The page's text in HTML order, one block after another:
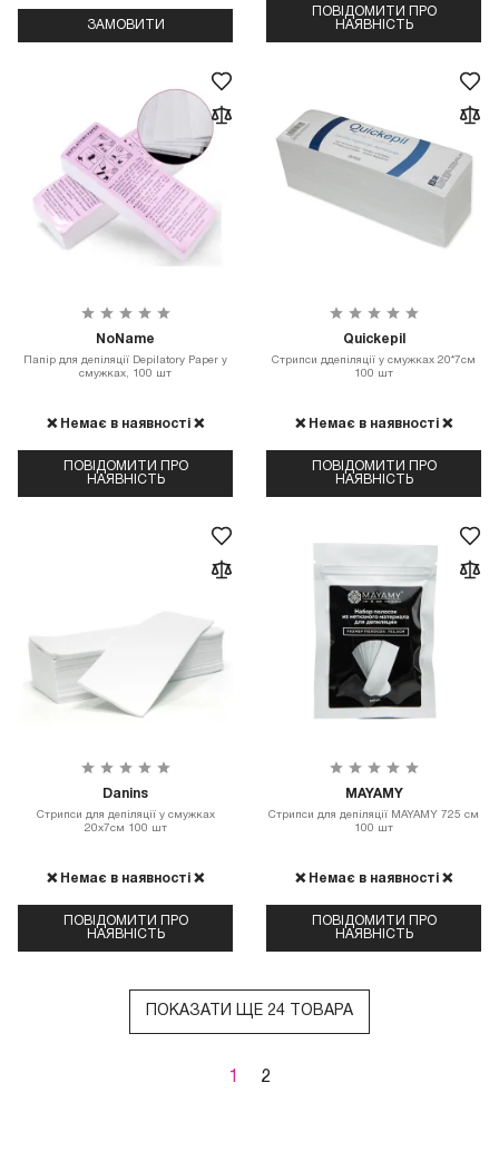
ЗАМОВИТИ
ПОВІДОМИТИ ПРО
НАЯВНІСТЬ
NoName
Папір для депіляції Depilatory Paper у
смужках, 100 шт
❌ Немає в наявності ❌
ПОВІДОМИТИ ПРО
НАЯВНІСТЬ
Quickepil
Стрипси ддепіляції у смужках 20*7см
100 шт
❌ Немає в наявності ❌
ПОВІДОМИТИ ПРО
НАЯВНІСТЬ
Danins
Стрипси для депіляції у смужках
20х7см 100 шт
❌ Немає в наявності ❌
ПОВІДОМИТИ ПРО
НАЯВНІСТЬ
MAYAMY
Стрипси для депіляції MAYAMY 725 см
100 шт
❌ Немає в наявності ❌
ПОВІДОМИТИ ПРО
НАЯВНІСТЬ
ПОКАЗАТИ ЩЕ 24 ТОВАРА
1 2